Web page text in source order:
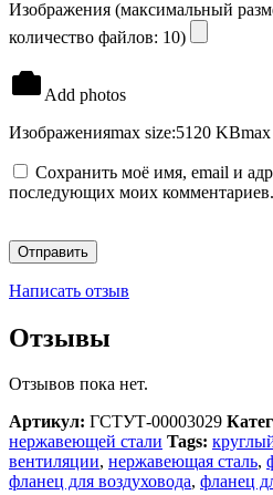
Изображения (максимальный
количество файлов: 10)
Add photos
Изображенияmax size:5120 KB
Сохранить моё имя, email и
последующих моих комментариев.
Написать отзыв
Отзывы
Отзывов пока нет.
Артикул: ГСТУТ-00003029
нержавеющей стали Tags:
вентиляции, нержавеющая сталь,
фланец для воздуховода, фланец